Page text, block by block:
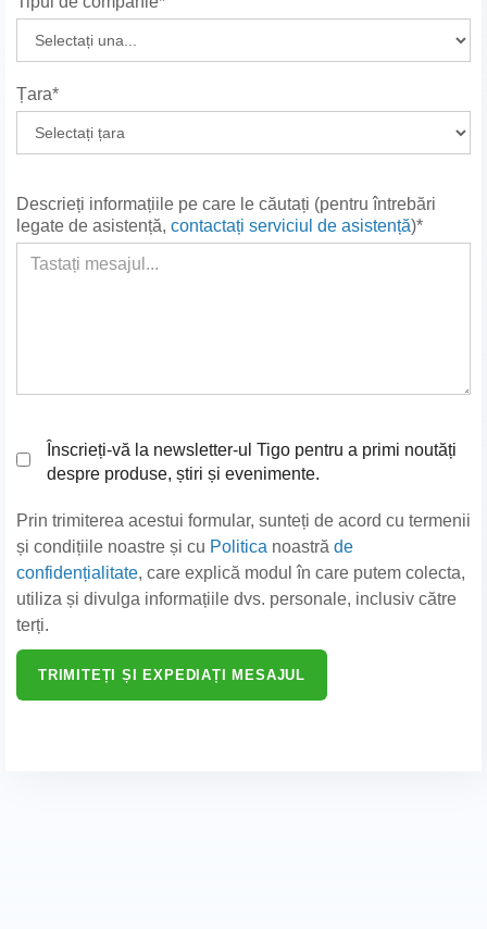
Țara*
Descrieți informațiile pe care le căutați (pentru întrebări
legate de asistență, contactați serviciul de asistență)*
Înscrieți-vă la newsletter-ul Tigo pentru a primi noutăți
despre produse, știri și evenimente.
Prin trimiterea acestui formular, sunteți de acord cu termenii
și condițiile noastre și cu Politica noastră de
confidențialitate, care explică modul în care putem colecta,
utiliza și divulga informațiile dvs. personale, inclusiv către
terți.